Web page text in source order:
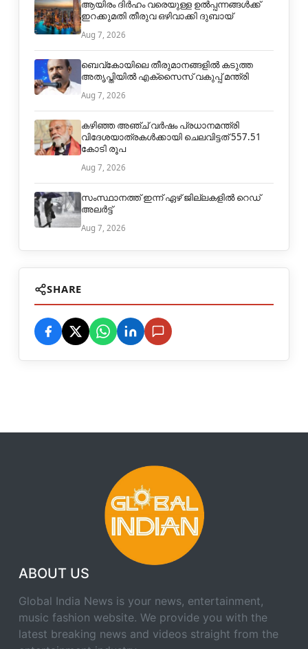
ആയിരം ദിര്‍ഹം വരെയുള്ള ഉല്‍പ്പന്നങ്ങള്‍ക്ക്
ഇറക്കുമതി തീരുവ ഒഴിവാക്കി ദുബായ്
Aug 7, 2026
ബെവ്കോയിലെ തീരുമാനങ്ങളില്‍ കടുത്ത
അതൃപ്തിയില്‍ എക്‌സൈസ് വകുപ്പ് മന്ത്രി
Aug 7, 2026
കഴിഞ്ഞ അഞ്ച് വര്‍ഷം പ്രധാനമന്ത്രി
വിദേശയാത്രകള്‍ക്കായി ചെലവിട്ടത് 557.51
കോടി രൂപ
Aug 7, 2026
സംസ്ഥാനത്ത് ഇന്ന് ഏഴ് ജില്ലകളില്‍ റെഡ്
അലർട്ട്
Aug 7, 2026
SHARE
ABOUT US
Global India News is your news, entertainment,
music fashion website. We provide you with the
latest breaking news and videos straight from the